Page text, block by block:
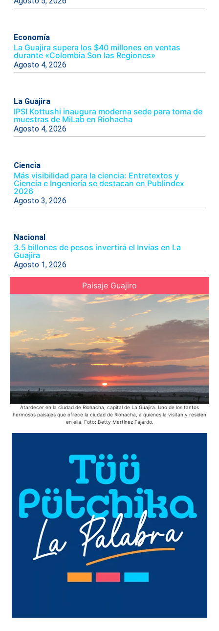
Economía
La Guajira supera los $40 millones en ventas
durante «Colombia Son las Regiones»
Agosto 4, 2026
La Guajira
IPSI Kottushi inaugura moderna sede para toma de
muestras de MiLab en Riohacha
Agosto 4, 2026
Ciencia
Más visibilidad para la ciencia: Entretextos y
Ciencia e Ingeniería se destacan en Publindex
2026
Agosto 3, 2026
Nacional
3.5 billones de pesos invertirá el Invias en La
Guajira
Agosto 1, 2026
Paisaje Guajiro
Atardecer en la ciudad de Riohacha, capital de La Guajira. Uno de los tantos
hermosos paisajes que ofrece la ciudad de Riohacha, a quienes la visitan y residen
en ella. Foto: Betty Martínez Fajardo.